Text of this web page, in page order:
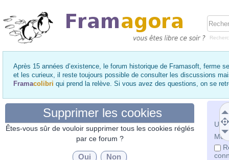
Après 15 années d’existence, le forum historique de Framasoft, ferme
et les curieux, il reste toujours possible de consulter les discussions
Framacolibri qui prend la relève. Si vous avez des questions, on se
Mot
Supprimer les cookies
Êtes-vous sûr de vouloir supprimer tous les cookies réglés
par ce forum ?